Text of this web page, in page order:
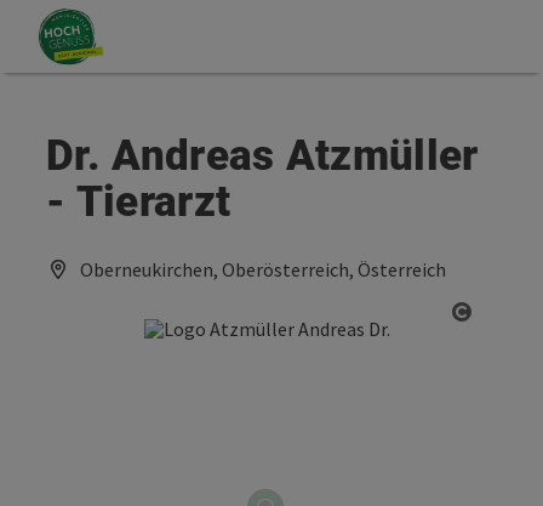
Zum Inhalt
Zum Seitenanfang
Dr. Andreas Atzmüller
- Tierarzt
Oberneukirchen, Oberösterreich, Österreich